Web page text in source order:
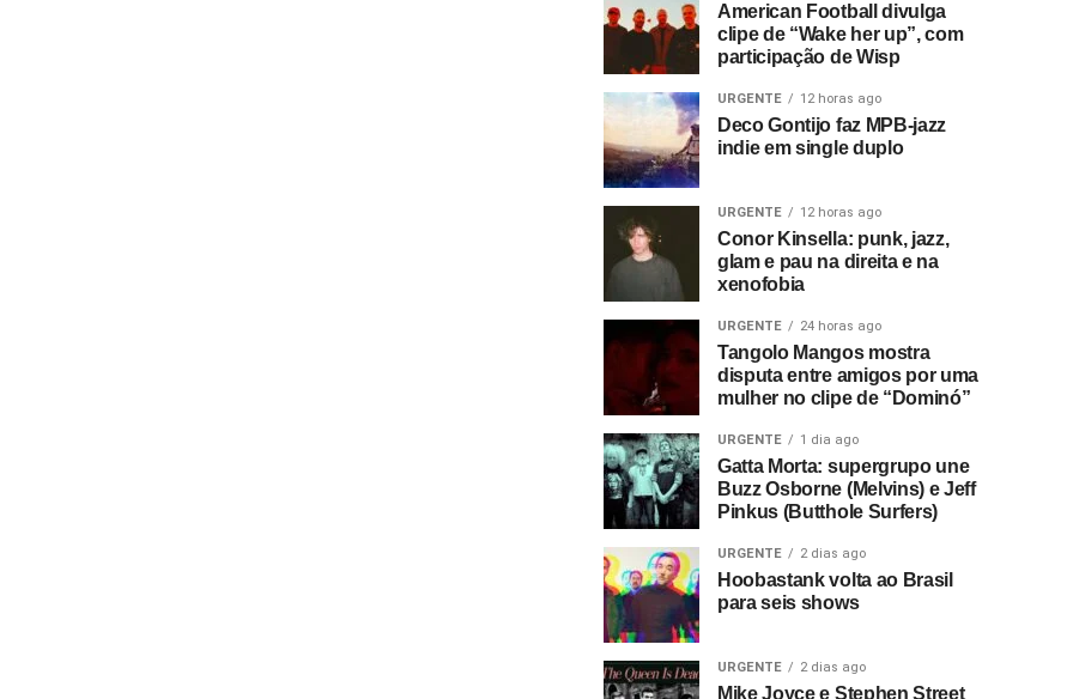
American Football divulga
clipe de “Wake her up”, com
participação de Wisp
URGENTE 12 horas ago
Deco Gontijo faz MPB-jazz
indie em single duplo
URGENTE 12 horas ago
Conor Kinsella: punk, jazz,
glam e pau na direita e na
xenofobia
URGENTE 24 horas ago
Tangolo Mangos mostra
disputa entre amigos por uma
mulher no clipe de “Dominó”
URGENTE 1 dia ago
Gatta Morta: supergrupo une
Buzz Osborne (Melvins) e Jeff
Pinkus (Butthole Surfers)
URGENTE 2 dias ago
Hoobastank volta ao Brasil
para seis shows
URGENTE 2 dias ago
Mike Joyce e Stephen Street